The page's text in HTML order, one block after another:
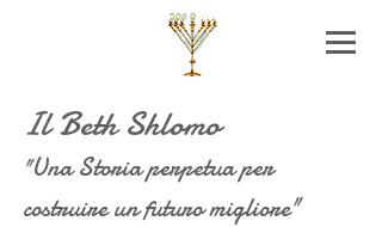
Il Beth Shlomo
"Una Storia perpetua per
costruire un futuro migliore"